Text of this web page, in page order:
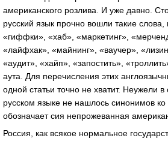
американского розлива. И уже давно.
русский язык прочно вошли такие слова,
«гиффки», «хаб», «маркетинг»,
«лайфхак», «майнинг», «ваучер»,
«аудит», «хайп», «запостить»,
аута. Для перечисления этих
одной статьи точно не хватит. Неужели в
русском языке не нашлось синонимов
обозначает сия непрожеванная
Россия, как всякое нормальное